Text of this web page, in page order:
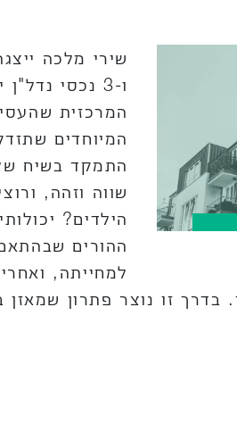
שירי מלכה
המרכזית
המיוחדים
התמקד בשיח
שווה וזהה,
הילדים?
זו נוצר פתרון שמאזן